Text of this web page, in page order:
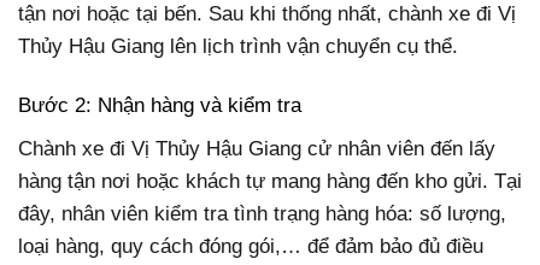
tận nơi hoặc tại bến. Sau khi thống nhất, chành xe đi Vị
Thủy Hậu Giang lên lịch trình vận chuyển cụ thể.
Bước 2: Nhận hàng và kiểm tra
Chành xe đi Vị Thủy Hậu Giang cử nhân viên đến lấy
hàng tận nơi hoặc khách tự mang hàng đến kho gửi. Tại
đây, nhân viên kiểm tra tình trạng hàng hóa: số lượng,
loại hàng, quy cách đóng gói,… để đảm bảo đủ điều